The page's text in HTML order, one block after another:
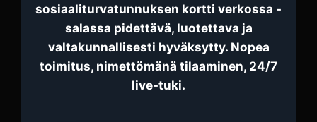
sosiaaliturvatunnuksen kortti verkossa -
salassa pidettävä, luotettava ja
valtakunnallisesti hyväksytty. Nopea
toimitus, nimettömänä tilaaminen, 24/7
live-tuki.